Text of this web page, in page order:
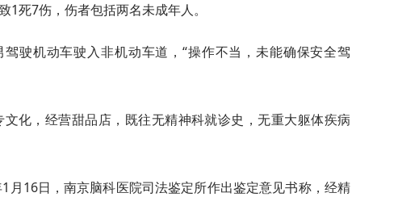
1死7伤，伤者包括两名未成年人。
驶机动车驶入非机动车道，“操作不当，未能确保安全驾
化，经营甜品店，既往无精神科就诊史，无重大躯体疾病
月16日，南京脑科医院司法鉴定所作出鉴定意见书称，经精